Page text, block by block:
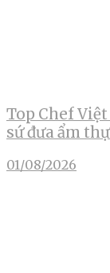
Top Chef
sứ đưa ẩm
01/08/2026